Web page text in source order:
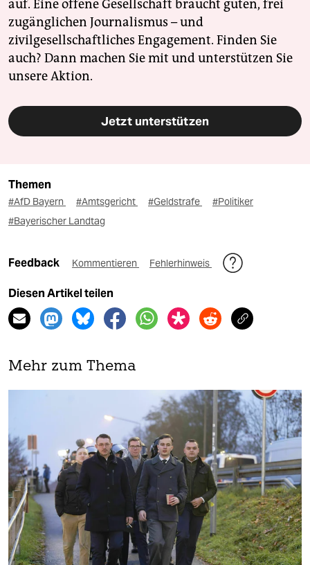
auf. Eine offene Gesellschaft braucht guten, frei
zugänglichen Journalismus – und
zivilgesellschaftliches Engagement. Finden Sie
auch? Dann machen Sie mit und unterstützen Sie
unsere Aktion.
Jetzt unterstützen
Themen
#AfD Bayern #Amtsgericht #Geldstrafe
#Politiker
#Bayerischer Landtag
Feedback Kommentieren Fehlerhinweis
Diesen Artikel teilen
Mehr zum Thema